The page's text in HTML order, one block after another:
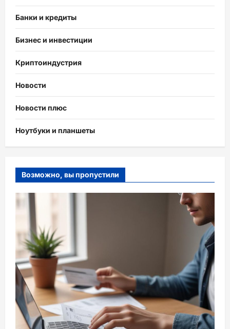
Банки и кредиты
Бизнес и инвестиции
Криптоиндустрия
Новости
Новости плюс
Ноутбуки и планшеты
Возможно, вы пропустили